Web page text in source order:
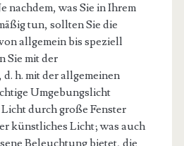
nachdem, was Sie in Ihrem
tun, sollten Sie die
allgemein bis speziell
Sie mit der
h. mit der allgemeinen
Umgebungslicht
durch große Fenster
künstliches Licht; was auch